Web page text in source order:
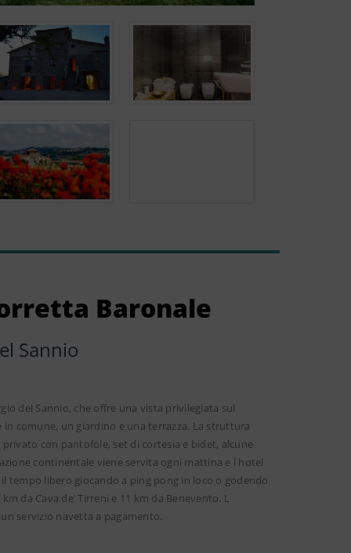
Baronale
Sannio
del Sannio, che offre una vista privilegiata sul
comune, un giardino e una terrazza. La struttura
con pantofole, set di cortesia e bidet, alcune
continentale viene servita ogni mattina e l hotel
tempo libero giocando a ping pong in loco o godendo
da Cava de’ Tirreni e 11 km da Benevento. L
servizio navetta a pagamento.